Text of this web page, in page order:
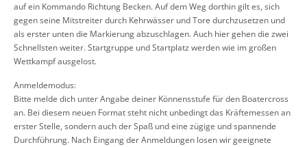
auf ein Kommando Richtung Becken. Auf dem Weg dorthin gilt es, sich
gegen seine Mitstreiter durch Kehrwässer und Tore durchzusetzen und
als erster unten die Markierung abzuschlagen. Auch hier gehen die zwei
Schnellsten weiter. Startgruppe und Startplatz werden wie im großen
Wettkampf ausgelost.
Anmeldemodus:
Bitte melde dich unter Angabe deiner Könnensstufe für den Boatercross
an. Bei diesem neuen Format steht nicht unbedingt das Kräftemessen an
erster Stelle, sondern auch der Spaß und eine zügige und spannende
Durchführung. Nach Eingang der Anmeldungen losen wir geeignete